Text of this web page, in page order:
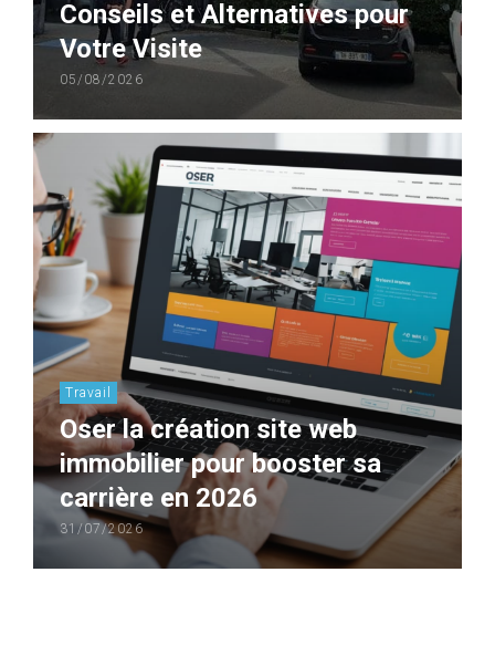
Conseils et Alternatives pour
Votre Visite
05/08/2026
Travail
Oser la création site web
immobilier pour booster sa
carrière en 2026
31/07/2026